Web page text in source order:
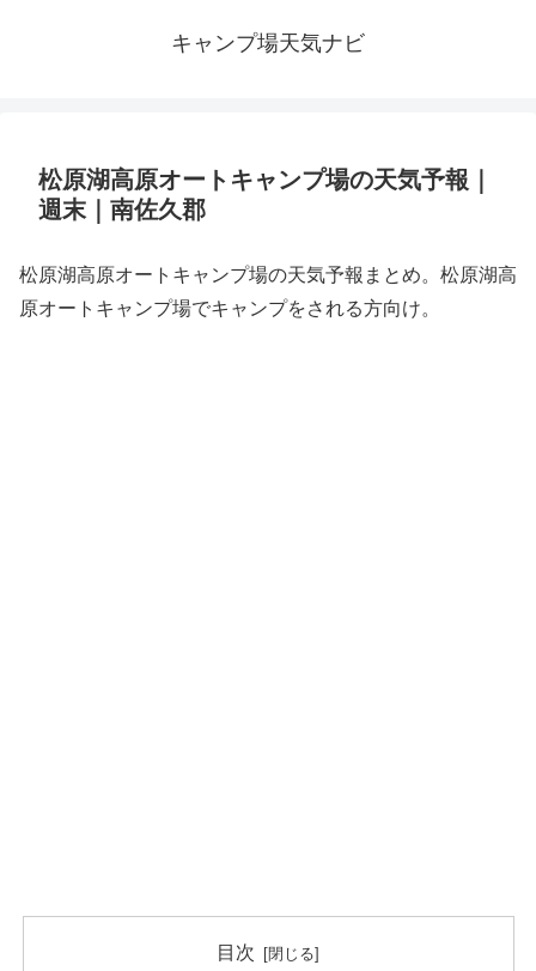
キャンプ場天気ナビ
松原湖高原オートキャンプ場の天気予報｜
週末｜南佐久郡
松原湖高原オートキャンプ場の天気予報まとめ。松原湖高
原オートキャンプ場でキャンプをされる方向け。
目次